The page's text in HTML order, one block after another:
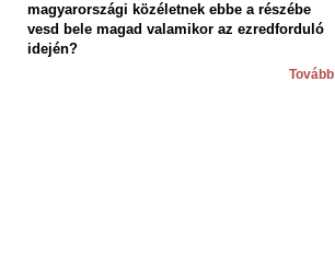
magyarországi közéletnek ebbe a részébe
vesd bele magad valamikor az ezredforduló
idején?
Tovább